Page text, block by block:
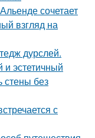
сочетает
взгляд на
дурслей.
эстетичный
стены без
с